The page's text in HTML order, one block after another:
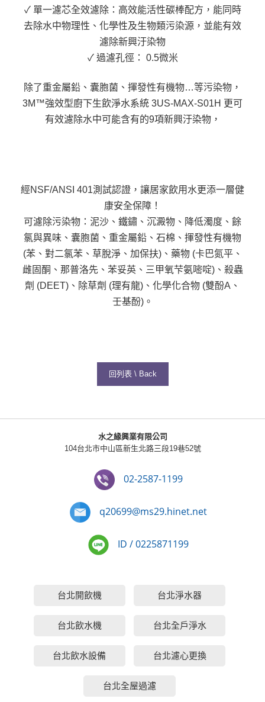
✓ 單一濾芯全效濾除：高效能活性碳棒配方，能同時
去除水中物理性、化學性及生物類污染源，並能有效
濾除新興汙染物
✓ 過濾孔徑： 0.5微米
除了重金屬鉛、囊胞菌、揮發性有機物…等污染物，
3M™強效型廚下生飲淨水系統 3US-MAX-S01H 更可
有效濾除水中可能含有的9項新興汙染物，
經NSF/ANSI 401測試認證，讓居家飲用水更添一層健
康安全保障！
可濾除污染物：泥沙、鐵鏽、沉澱物、降低濁度、餘
氯與異味、囊胞菌、重金屬鉛、石棉、揮發性有機物
(苯、對二氯苯、草脫淨、加保扶)、藥物 (卡巴氮平、
雌固酮、那普洛先、苯妥英、三甲氧芐氨嘧啶)、殺蟲
劑 (DEET)、除草劑 (理有龍)、化學化合物 (雙酚A、
壬基酚)。
回列表 \ Back
水之緣興業有限公司
104台北市中山區新生北路三段19巷52號
02-2587-1199
q20699@ms29.hinet.net
ID / 0225871199
台北開飲機 台北淨水器
台北飲水機 台北全戶淨水
台北飲水設備 台北濾心更換
台北全屋過濾